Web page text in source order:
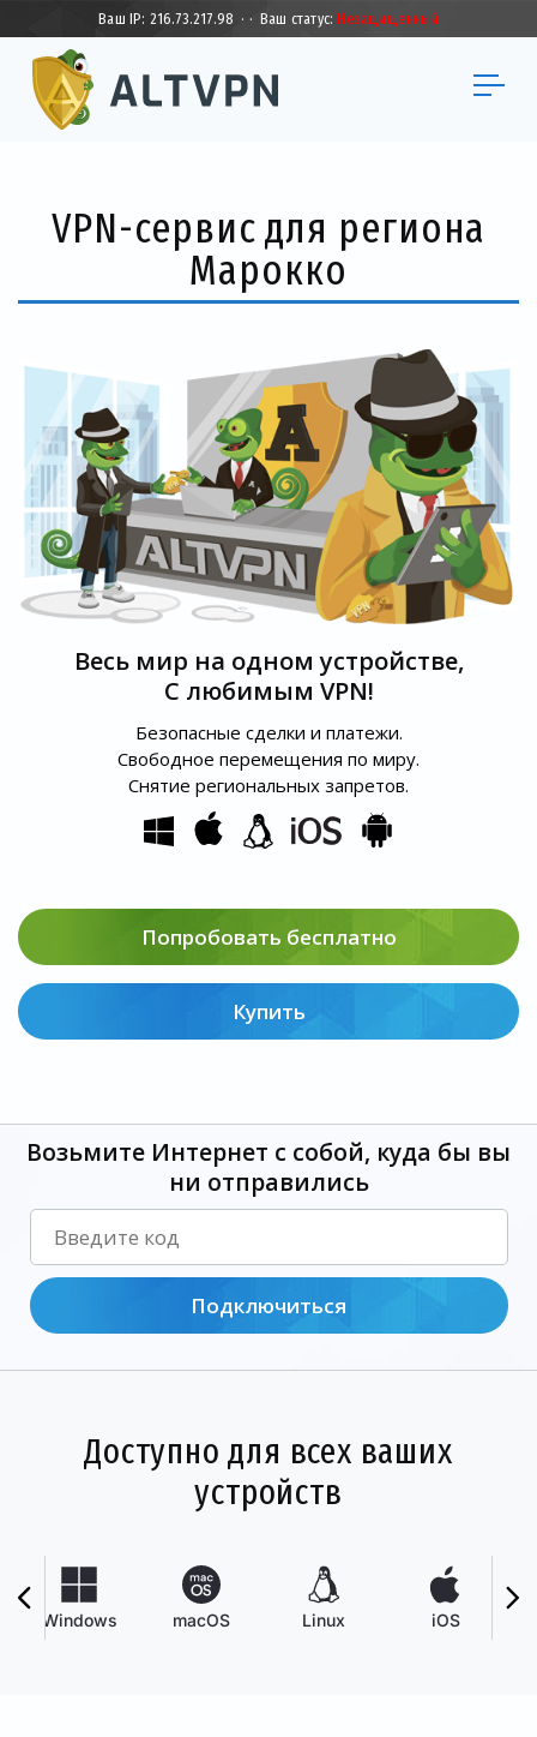
Ваш IP: 216.73.217.98 · · Ваш статус:Незащищенный
VPN-сервис для региона
Марокко
Весь мир на одном устройстве,
С любимым VPN!
Безопасные сделки и платежи.
Свободное перемещения по миру.
Снятие региональных запретов.
Попробовать бесплатно
Купить
Возьмите Интернет с собой, куда бы вы
ни отправились
Подключиться
Доступно для всех ваших
устройств
Windows macOS Linux iOS